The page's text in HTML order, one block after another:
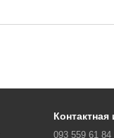
093 559 61 84